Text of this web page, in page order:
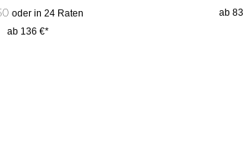
oder in 24 Raten
ab 136 €*
ab 83